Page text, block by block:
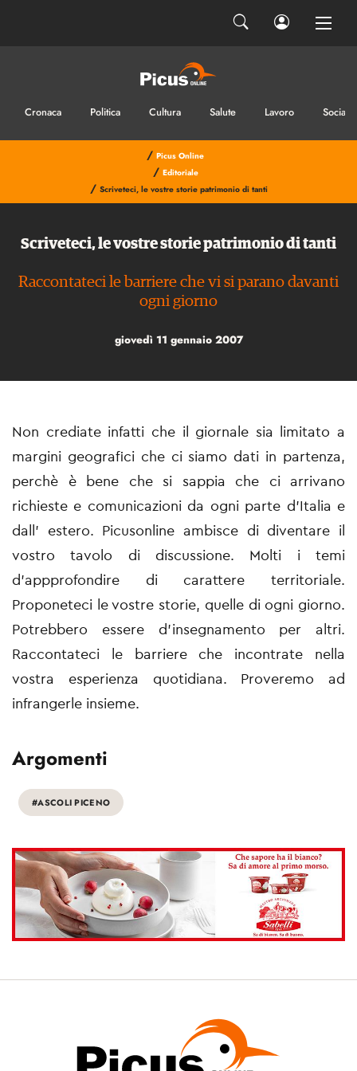
Cronaca Politica Cultura Salute Lavoro Sociale
/ Picus Online
/ Editoriale
/ Scriveteci, le vostre storie patrimonio di tanti
Scriveteci, le vostre storie patrimonio di tanti
Raccontateci le barriere che vi si parano davanti
ogni giorno
giovedì 11 gennaio 2007
Non crediate infatti che il giornale sia limitato a
margini geografici che ci siamo dati in partenza,
perchè è bene che si sappia che ci arrivano
richieste e comunicazioni da ogni parte d'Italia e
dall' estero. Picusonline ambisce di diventare il
vostro tavolo di discussione. Molti i temi
d'appprofondire di carattere territoriale.
Proponeteci le vostre storie, quelle di ogni giorno.
Potrebbero essere d'insegnamento per altri.
Raccontateci le barriere che incontrate nella
vostra esperienza quotidiana. Proveremo ad
infrangerle insieme.
Argomenti
#ASCOLI PICENO